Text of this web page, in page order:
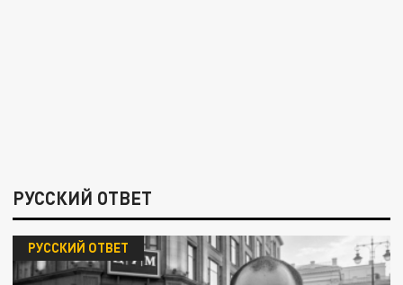
РУССКИЙ ОТВЕТ
РУССКИЙ ОТВЕТ